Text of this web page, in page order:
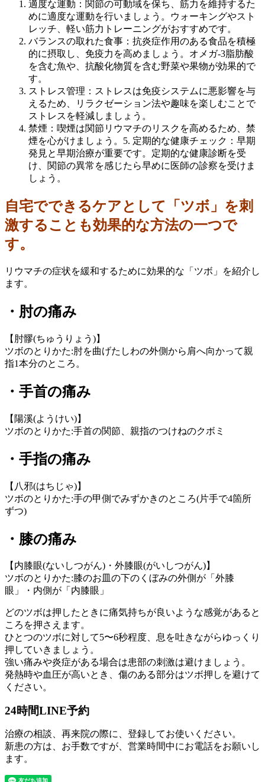
適度な運動：関節の可動域を保ち、筋力を維持するた
めに適度な運動を行いましょう。ウォーキングやスト
レッチ、軽い筋力トレーニングがおすすめです。
バランスの取れた食事：抗炎症作用のある食品を積極
的に摂取し、免疫力を高めましょう。オメガ-3脂肪酸
を含む魚や、抗酸化物質を含む野菜や果物が効果的で
す。
ストレス管理：ストレスは免疫システムに悪影響を与
えるため、リラクゼーション法や趣味を楽しむことで
ストレスを軽減しましょう。
禁煙：喫煙は関節リウマチのリスクを高めるため、禁
煙を心がけましょう。5. 定期的な健康チェック：早期
発見と早期治療が重要です。定期的な健康診断を受
け、関節の異常を感じたら早めに医師の診察を受けま
しょう。
自宅でできるケアとして「ツボ」を刺
激することも効果的な方法の一つで
す。
リウマチの症状を緩和するために効果的な「ツボ」を紹介し
ます。
・肘の痛み
【肘髎(ちゅうりょう)】
ツボのとりかた:肘を曲げたしわの外側から肩へ向かって親
指1本分のところ。
・手首の痛み
【陽溪(ようけい)】
ツボのとりかた:手首の関節、親指のつけねのクボミ
・手指の痛み
【八邪(はちじゃ)】
ツボのとりかた:手の甲側でみずかきのところ(片手で4箇所
ずつ)
・膝の痛み
【内膝眼(ないしつがん)・外膝眼(がいしつがん)】
ツボのとりかた:膝のお皿の下のくぼみの外側が「外膝
眼」・内側が「内膝眼」
どのツボは押したときに痛気持ちが良いような感覚があると
ころを押さえます。
ひとつのツボに対して5〜6秒程度、息を吐きながらゆっくり
押していきましょう。
強い痛みや炎症がある場合は患部の刺激は避けましょう。
発熱時や血圧が高いとき、傷のある部分はツボ押しを避けて
ください。
24時間LINE予約
治療の相談、再来院の際に、登録してお使いください。
新患の方は、お手数ですが、営業時間中にお電話をお願いし
ます。